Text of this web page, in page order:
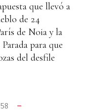
que llevó a
de 24
de Noia y la
para que
del desfile
—